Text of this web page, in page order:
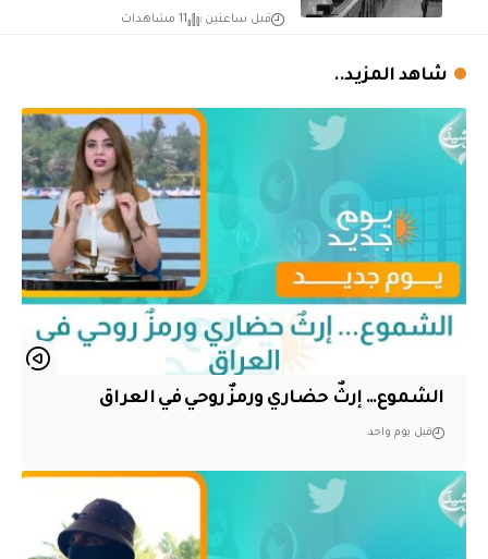
قبل ساعتين 11 مشاهدات
شاهد المزيد..
الشموع… إرثٌ حضاري ورمزٌ روحي في العراق
قبل يوم واحد